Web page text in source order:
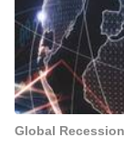
Global Recession